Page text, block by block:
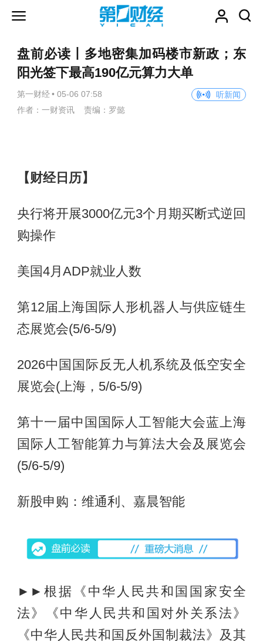
盘前必读丨多地密集加码楼市新政；东
阳光签下最高190亿元算力大单
第一财经 • 05-06 07:58
听新闻
作者：一财资讯 责编：罗懿
【财经日历】
央行将开展3000亿元3个月期买断式逆回
购操作
美国4月ADP就业人数
第12届上海国际人形机器人与供应链生
态展览会(5/6-5/9)
2026中国国际反无人机系统及低空安全
展览会(上海，5/6-5/9)
第十一届中国国际人工智能大会蓝上海
国际人工智能算力与算法大会及展览会
(5/6-5/9)
新股申购：维通利、嘉晨智能
►►根据《中华人民共和国国家安全
法》《中华人民共和国对外关系法》
《中华人民共和国反外国制裁法》及其